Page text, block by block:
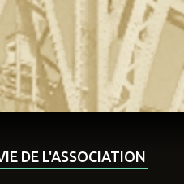
DE L'ASSOCIATION